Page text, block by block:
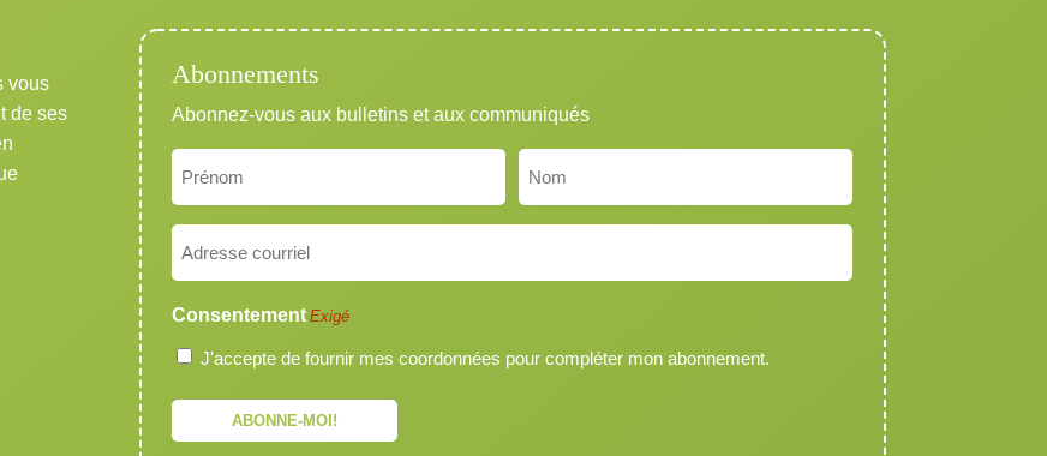
vous
de ses
Abonnements
Abonnez-vous aux bulletins et aux communiqués
Prénom Nom
Consentement Exigé
J'accepte de fournir mes coordonnées pour compléter mon abonnement.